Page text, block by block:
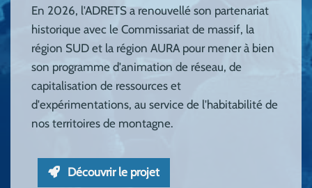
En 2026, l'ADRETS a renouvellé son partenariat
historique avec le Commissariat de massif, la
région SUD et la région AURA pour mener à bien
son programme d'animation de réseau, de
capitalisation de ressources et
d'expérimentations, au service de l'habitabilité de
nos territoires de montagne.
Découvrir le projet